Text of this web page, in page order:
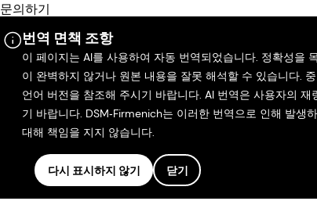
번역 면책 조항
이 페이지는 AI를 사용하여 자동 번역되었습니다. 정확성을
이 완벽하지 않거나 원본 내용을 잘못 해석할 수 있습니다.
언어 버전을 참조해 주시기 바랍니다. AI 번역은 사용자의 재
기 바랍니다. DSM‑Firmenich는 이러한 번역으로 인해 발생
대해 책임을 지지 않습니다.
다시 표시하지 않기 닫기
문의하기